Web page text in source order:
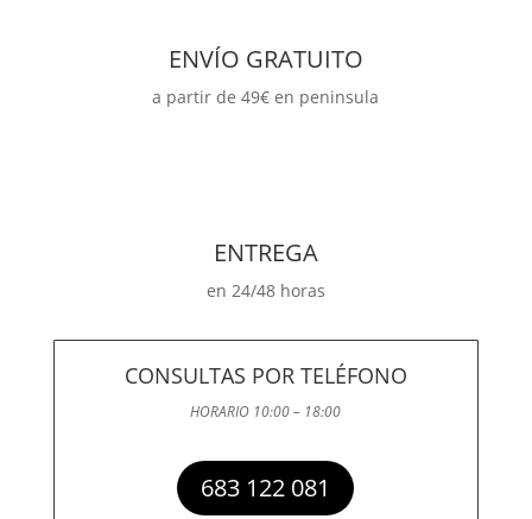
ENVÍO GRATUITO
a partir de 49€ en peninsula
ENTREGA
en 24/48 horas
CONSULTAS POR TELÉFONO
HORARIO 10:00 – 18:00
683 122 081